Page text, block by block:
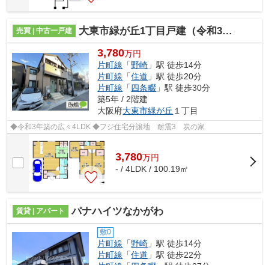
売買 | 中古一戸建 大東市緑が丘1丁目戸建（令和3年築）
3,780万円
片町線 「野崎 」駅 徒歩14分
片町線 「住道 」駅 徒歩20分
片町線 「四条畷 」駅 徒歩30分
築5年 / 2階建
大阪府大東市緑が丘 １丁目
◆令和3年築の広々4LDK ◆フジ住宅分譲地 耐震3 炭の家
3,780万円
- / 4LDK / 100.19㎡
賃貸 | アパート パナハイツなかがわ
敷0
片町線 「野崎 」駅 徒歩14分
片町線 「住道 」駅 徒歩22分